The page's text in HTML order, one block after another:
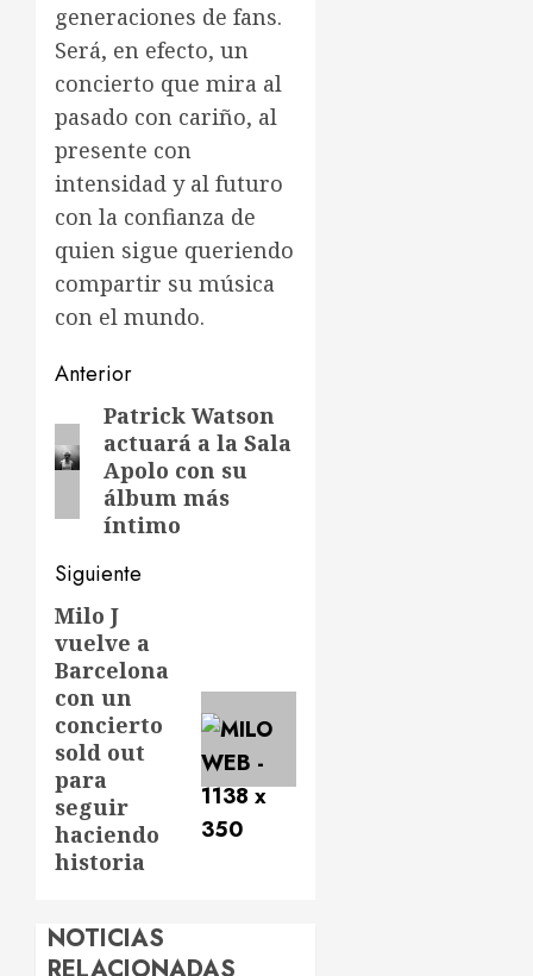
generaciones de fans.
Será, en efecto, un
concierto que mira al
pasado con cariño, al
presente con
intensidad y al futuro
con la confianza de
quien sigue queriendo
compartir su música
con el mundo.
Navegación
de
entradas
Anterior
Entrada
anterior:
Patrick Watson
actuará a la Sala
Apolo con su
álbum más
íntimo
Siguiente
Siguiente
entrada:
Milo J
vuelve a
Barcelona
con un
concierto
sold out
para
seguir
haciendo
historia
NOTICIAS